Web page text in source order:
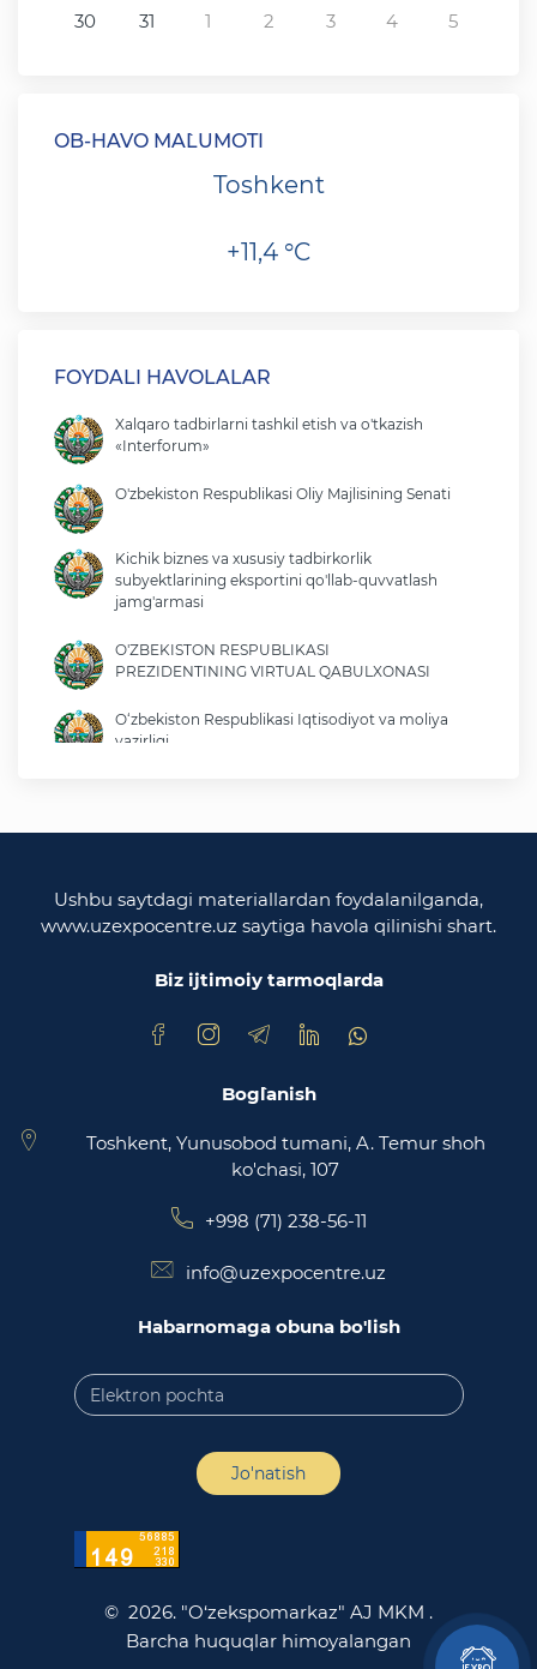
30
31 1 2 3 4 5
OB-HAVO MA`LUMOTI
Toshkent
+11,4 °C
FOYDALI HAVOLALAR
Xalqaro tadbirlarni tashkil etish va o'tkazish
«Interforum»
O'zbekiston Respublikasi Oliy Majlisining Senati
Kichik biznes va xususiy tadbirkorlik
subyektlarining eksportini qo'llab-quvvatlash
jamg'armasi
O'ZBEKISTON RESPUBLIKASI
PREZIDENTINING VIRTUAL QABULXONASI
O‘zbekiston Respublikasi Iqtisodiyot va moliya
vazirligi
O‘zbekiston Respublikasi Adliya vazirligi
Trade Uzbekistan milliy eksportbop savdo
Ushbu saytdagi materiallardan foydalanilganda,
www.uzexpocentre.uz saytiga havola qilinishi shart.
Biz ijtimoiy tarmoqlarda
Bog`lanish
Toshkent, Yunusobod tumani, A. Temur shoh
ko'chasi, 107
+998 (71) 238-56-11
info@uzexpocentre.uz
Habarnomaga obuna bo'lish
Jo'natish
© 2026. "O‘zekspomarkaz" AJ MKM .
Barcha huquqlar himoyalangan